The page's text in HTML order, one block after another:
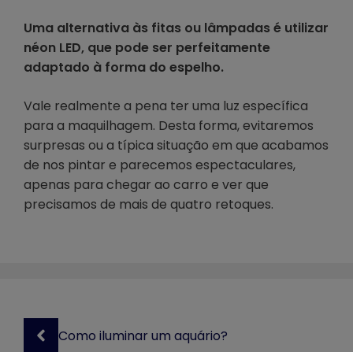
Uma alternativa às fitas ou lâmpadas é utilizar
néon LED, que pode ser perfeitamente
adaptado à forma do espelho.
Vale realmente a pena ter uma luz específica
para a maquilhagem. Desta forma, evitaremos
surpresas ou a típica situação em que acabamos
de nos pintar e parecemos espectaculares,
apenas para chegar ao carro e ver que
precisamos de mais de quatro retoques.
Como iluminar um aquário?